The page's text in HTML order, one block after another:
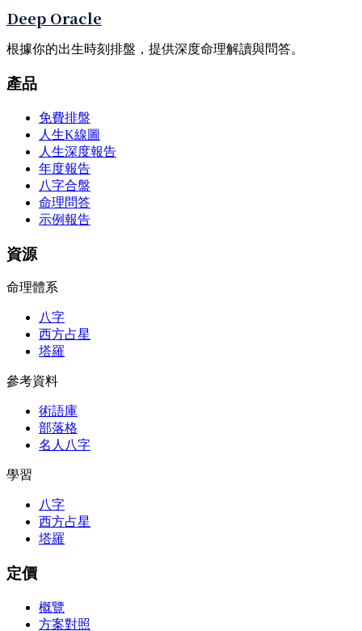
Deep Oracle
根據你的出生時刻排盤，提供深度命理解讀與問答。
產品
免費排盤
人生K線圖
人生深度報告
年度報告
八字合盤
命理問答
示例報告
資源
命理體系
八字
西方占星
塔羅
參考資料
術語庫
部落格
名人八字
學習
八字
西方占星
塔羅
定價
概覽
方案對照